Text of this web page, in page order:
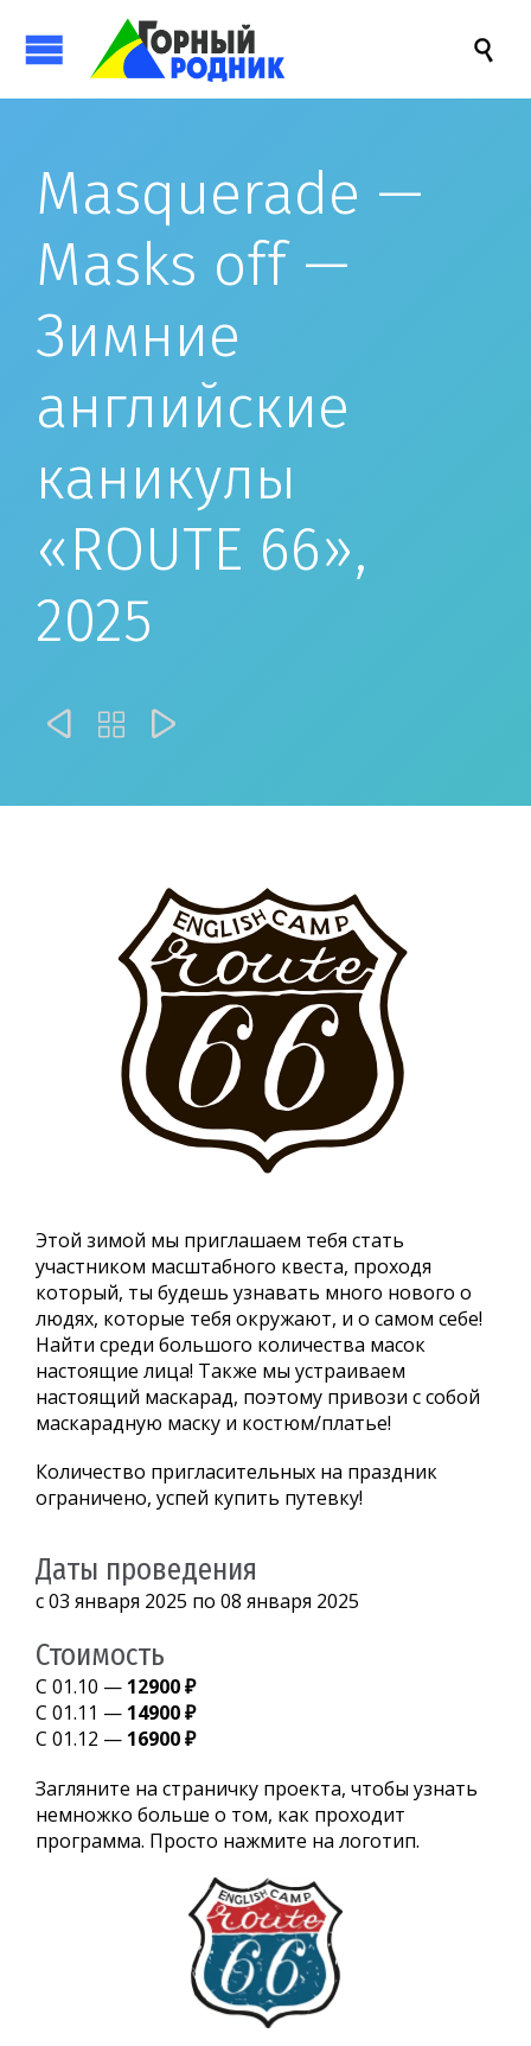

Masquerade —
Masks off —
Зимние
английские
каникулы
«ROUTE 66»,
2025
  
Этой зимой мы приглашаем тебя стать
участником масштабного квеста, проходя
который, ты будешь узнавать много нового о
людях, которые тебя окружают, и о самом себе!
Найти среди большого количества масок
настоящие лица! Также мы устраиваем
настоящий маскарад, поэтому привози с собой
маскарадную маску и костюм/платье!
Количество пригласительных на праздник
ограничено, успей купить путевку!
Даты проведения
с 03 января 2025 по 08 января 2025
Стоимость
С 01.10 — 12900 ₽
С 01.11 — 14900 ₽
С 01.12 — 16900 ₽
Загляните на страничку проекта, чтобы узнать
немножко больше о том, как проходит
программа. Просто нажмите на логотип.